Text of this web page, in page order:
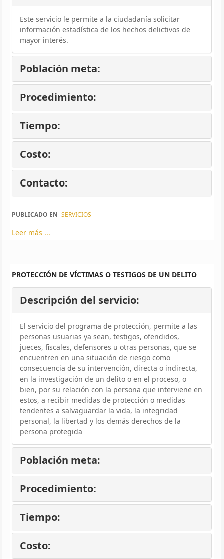
Este servicio le permite a la ciudadanía solicitar
información estadística de los hechos delictivos de
mayor interés.
Población meta:
Procedimiento:
Tiempo:
Costo:
Contacto:
PUBLICADO EN SERVICIOS
Leer más ...
PROTECCIÓN DE VÍCTIMAS O TESTIGOS DE UN DELITO
Descripción del servicio:
El servicio del programa de protección, permite a las
personas usuarias ya sean, testigos, ofendidos,
jueces, fiscales, defensores u otras personas, que se
encuentren en una situación de riesgo como
consecuencia de su intervención, directa o indirecta,
en la investigación de un delito o en el proceso, o
bien, por su relación con la persona que interviene en
estos, a recibir medidas de protección o medidas
tendentes a salvaguardar la vida, la integridad
personal, la libertad y los demás derechos de la
persona protegida
Población meta:
Procedimiento:
Tiempo:
Costo: